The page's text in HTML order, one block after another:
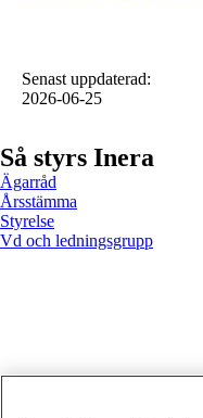
Senast uppdaterad:
2026-06-25
Så styrs Inera
Ägarråd
Årsstämma
Styrelse
Vd och ledningsgrupp